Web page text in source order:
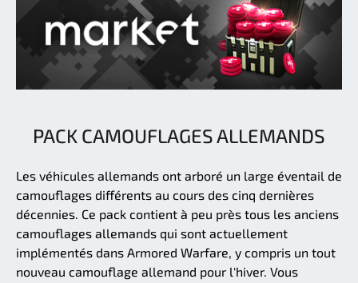
PACK CAMOUFLAGES ALLEMANDS
Les véhicules allemands ont arboré un large éventail de
camouflages différents au cours des cinq dernières
décennies. Ce pack contient à peu près tous les anciens
camouflages allemands qui sont actuellement
implémentés dans Armored Warfare, y compris un tout
nouveau camouflage allemand pour l'hiver. Vous